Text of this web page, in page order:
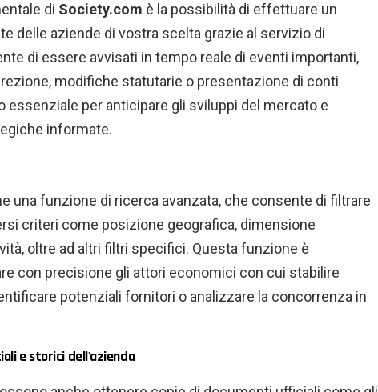
di Society.com è la possibilità di effettuare un
delle aziende di vostra scelta grazie al servizio di
di essere avvisati in tempo reale di eventi importanti,
modifiche statutarie o presentazione di conti
essenziale per anticipare gli sviluppi del mercato e
informate.
una funzione di ricerca avanzata, che consente di filtrare
criteri come posizione geografica, dimensione
oltre ad altri filtri specifici. Questa funzione è
con precisione gli attori economici con cui stabilire
potenziali fornitori o analizzare la concorrenza in
e storici dell'azienda